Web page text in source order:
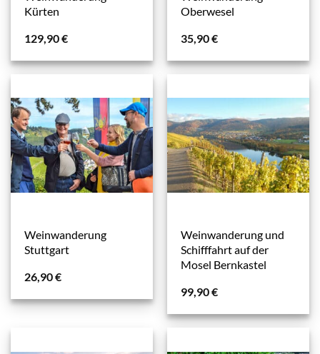
Kürten
129,90€
Oberwesel
35,90€
Weinwanderung
Stuttgart
26,90€
Weinwanderung und
Schifffahrt auf der
Mosel Bernkastel
99,90€